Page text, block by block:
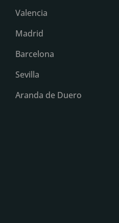
Valencia
Madrid
Barcelona
Sevilla
Aranda de Duero